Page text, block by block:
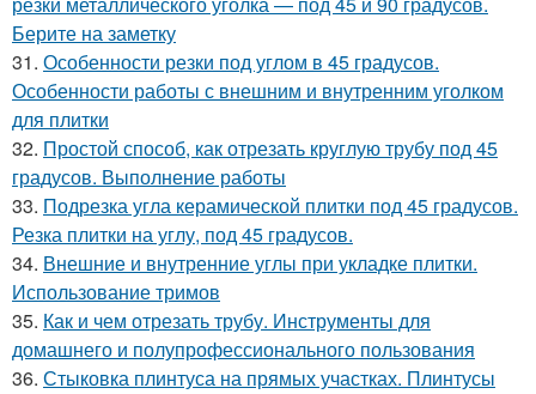
Берите на заметку
31. Особенности резки под углом в 45 градусов.
Особенности работы с внешним и внутренним уголком
для плитки
32. Простой способ, как отрезать круглую трубу под 45
градусов. Выполнение работы
33. Подрезка угла керамической плитки под 45 градусов.
Резка плитки на углу, под 45 градусов.
34. Внешние и внутренние углы при укладке плитки.
Использование тримов
35. Как и чем отрезать трубу. Инструменты для
домашнего и полупрофессионального пользования
36. Стыковка плинтуса на прямых участках. Плинтусы